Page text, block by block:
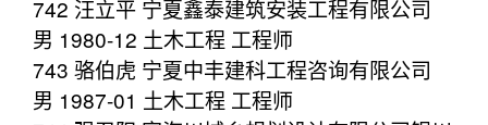
742 汪立平 宁夏鑫泰建筑安装工程有限公司
男 1980-12 土木工程 工程师
743 骆伯虎 宁夏中丰建科工程咨询有限公司
男 1987-01 土木工程 工程师